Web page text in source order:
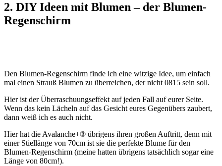
2. DIY Ideen mit Blumen – der Blumen-
Regenschirm
Den Blumen-Regenschirm finde ich eine witzige Idee, um einfach
mal einen Strauß Blumen zu überreichen, der nicht 0815 sein soll.
Hier ist der Überraschuungseffekt auf jeden Fall auf eurer Seite.
Wenn das kein Lächeln auf das Gesicht eures Gegenübers zaubert,
dann weiß ich es auch nicht.
Hier hat die Avalanche+® übrigens ihren großen Auftritt, denn mit
einer Stiellänge von 70cm ist sie die perfekte Blume für den
Blumen-Regenschirm (meine hatten übrigens tatsächlich sogar eine
Länge von 80cm!).